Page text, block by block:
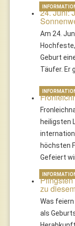
24. Juni:
Am 24.
Geburt
Täufer. Er
heiligsten
höchsten
Gefeiert
zu
Was
als